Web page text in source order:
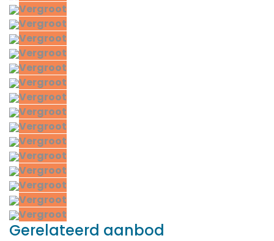
Vergroot
Vergroot
Vergroot
Vergroot
Vergroot
Vergroot
Vergroot
Vergroot
Vergroot
Vergroot
Vergroot
Vergroot
Vergroot
Vergroot
Vergroot
Gerelateerd aanbod